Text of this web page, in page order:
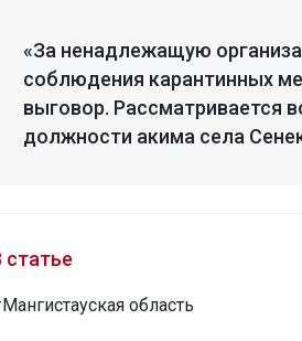
«За ненадлежащую
соблюдения карантинных
выговор. Рассматривается
должности акима села
статье
область